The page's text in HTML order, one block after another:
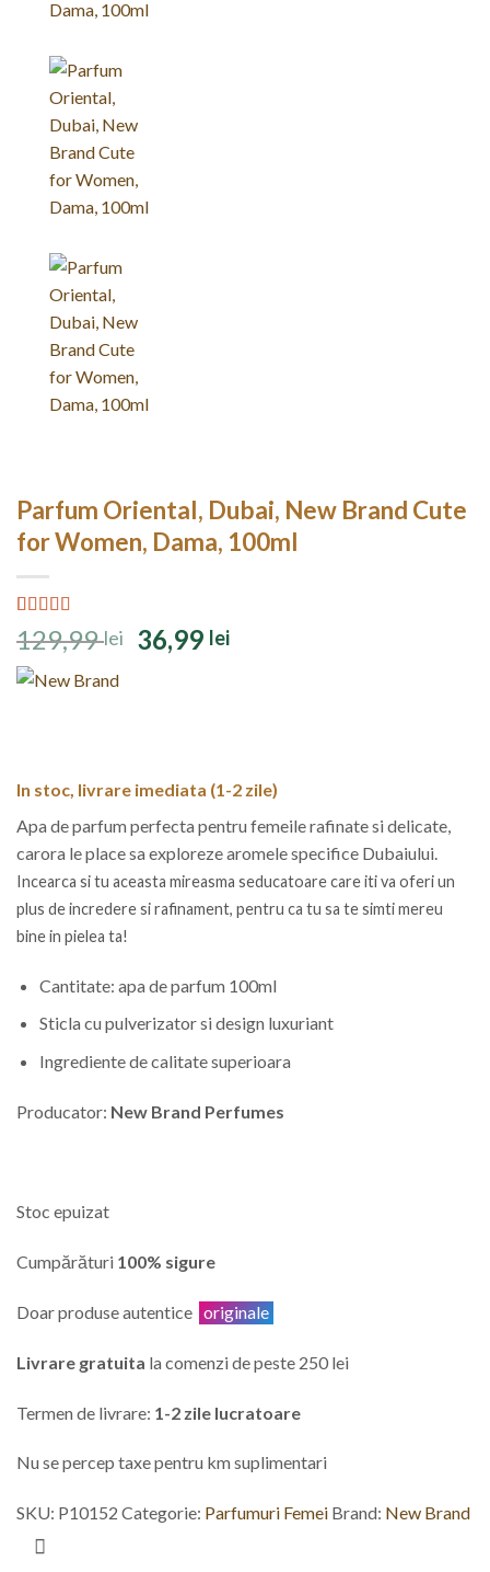
Parfum Oriental, Dubai, New Brand Cute
for Women, Dama, 100ml
Evaluat la
4.33din 5
pe baza a
3
evaluări de
129,99lei
Prețul
inițial
36,99 leiPrețul
In stoc, livrare imediata (1-2 zile)
Apa de parfum perfecta pentru femeile rafinate si delicate,
carora le place sa exploreze aromele specifice Dubaiului.
Incearca si tu aceasta mireasma seducatoare care iti va oferi un
plus deincredere si rafinament, pentru ca tu sa te simti mereu
bine in pielea ta!
Cantitate: apa de parfum 100ml
Sticla cu pulverizator si design luxuriant
Ingrediente de calitate superioara
Producator: New Brand Perfumes
Stoc epuizat
Cumpărături 100% sigure
Doar produse autentice originale
Livrare gratuita la comenzi de peste 250 lei
Termen de livrare: 1-2 zile lucratoare
Nu se percep taxe pentru km suplimentari
SKU: P10152 Categorie: Parfumuri Femei Brand: New Brand